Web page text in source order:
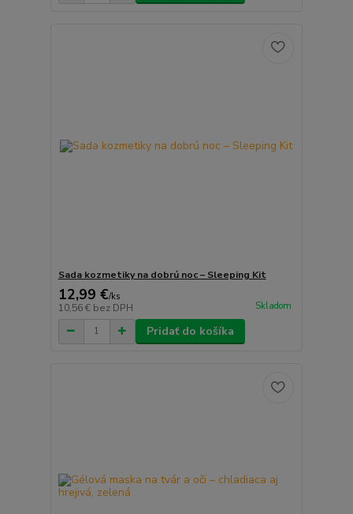
Sada kozmetiky na dobrú noc – Sleeping Kit
12,99 €/ks
10,56 € bez DPH Skladom
Pridať do košíka